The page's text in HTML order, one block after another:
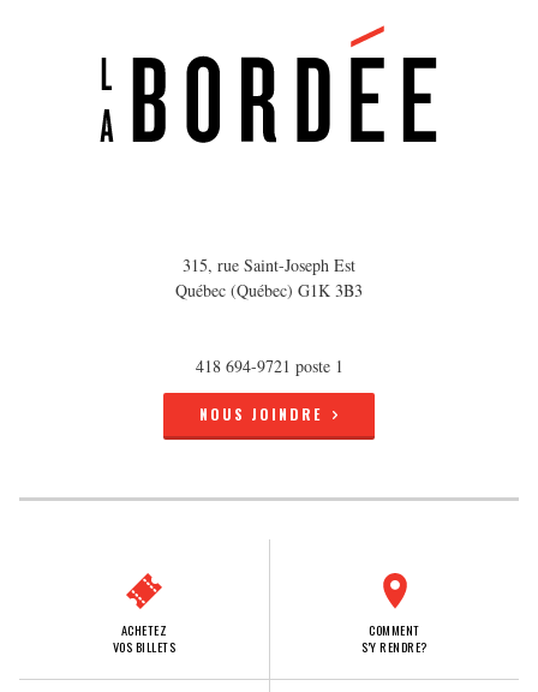
315, rue Saint-Joseph Est
Québec (Québec) G1K 3B3
418 694-9721 poste 1
NOUS JOINDRE
ACHETEZ
VOS BILLETS
COMMENT
S'Y RENDRE?